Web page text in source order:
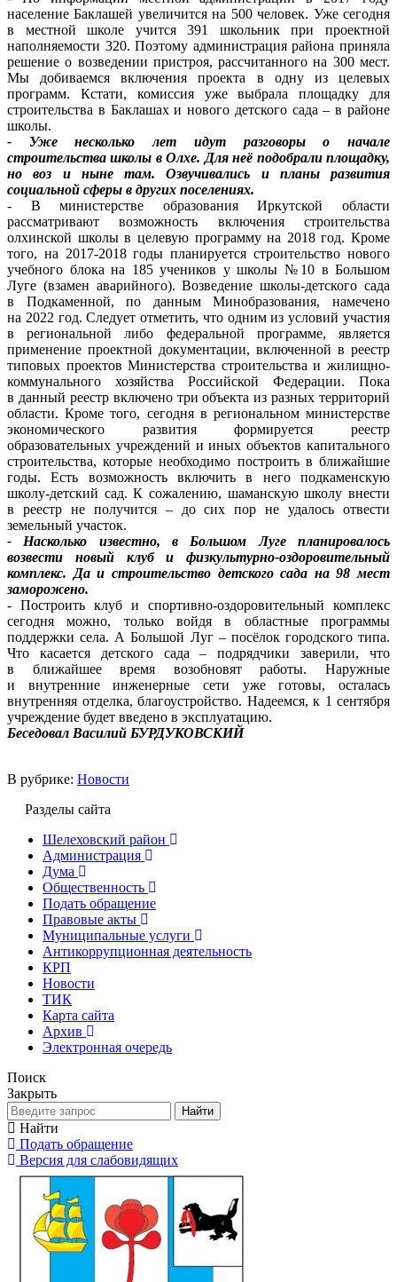
население Баклашей увеличится на 500 человек. Уже сегодня
в местной школе учится 391 школьник при проектной
наполняемости 320. Поэтому администрация района приняла
решение о возведении пристроя, рассчитанного на 300 мест.
Мы добиваемся включения проекта в одну из целевых
программ. Кстати, комиссия уже выбрала площадку для
строительства в Баклашах и нового детского сада – в районе
школы.
- Уже несколько лет идут разговоры о начале
строительства школы в Олхе. Для неё подобрали площадку,
но воз и ныне там. Озвучивались и планы развития
социальной сферы в других поселениях.
- В министерстве образования Иркутской области
рассматривают возможность включения строительства
олхинской школы в целевую программу на 2018 год. Кроме
того, на 2017-2018 годы планируется строительство нового
учебного блока на 185 учеников у школы №10 в Большом
Луге (взамен аварийного). Возведение школы-детского сада
в Подкаменной, по данным Минобразования, намечено
на 2022 год. Следует отметить, что одним из условий участия
в региональной либо федеральной программе, является
применение проектной документации, включенной в реестр
типовых проектов Министерства строительства и жилищно-
коммунального хозяйства Российской Федерации. Пока
в данный реестр включено три объекта из разных территорий
области. Кроме того, сегодня в региональном министерстве
экономического развития формируется реестр
образовательных учреждений и иных объектов капитального
строительства, которые необходимо построить в ближайшие
годы. Есть возможность включить в него подкаменскую
школу-детский сад. К сожалению, шаманскую школу внести
в реестр не получится – до сих пор не удалось отвести
земельный участок.
- Насколько известно, в Большом Луге планировалось
возвести новый клуб и физкультурно-оздоровительный
комплекс. Да и строительство детского сада на 98 мест
заморожено.
- Построить клуб и спортивно-оздоровительный комплекс
сегодня можно, только войдя в областные программы
поддержки села. А Большой Луг – посёлок городского типа.
Что касается детского сада – подрядчики заверили, что
в ближайшее время возобновят работы. Наружные
и внутренние инженерные сети уже готовы, осталась
внутренняя отделка, благоустройство. Надеемся, к 1 сентября
учреждение будет введено в эксплуатацию.
Беседовал Василий БУРДУКОВСКИЙ
В рубрике: Новости
Разделы сайта
Шелеховский район
Администрация
Дума
Общественность
Подать обращение
Правовые акты
Муниципальные услуги
Антикоррупционная деятельность
КРП
Новости
ТИК
Карта сайта
Архив
Электронная очередь
Поиск
Закрыть
Найти
Найти
Подать обращение
Версия для слабовидящих